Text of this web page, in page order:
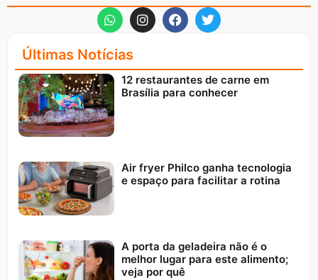
Últimas Notícias
12 restaurantes de carne em
Brasília para conhecer
Air fryer Philco ganha tecnologia
e espaço para facilitar a rotina
A porta da geladeira não é o
melhor lugar para este alimento;
veja por quê